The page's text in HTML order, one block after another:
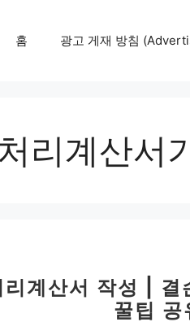
홈 광고 게재 방침
리계산서
리계산서 작성 | 결
꿀팁 공